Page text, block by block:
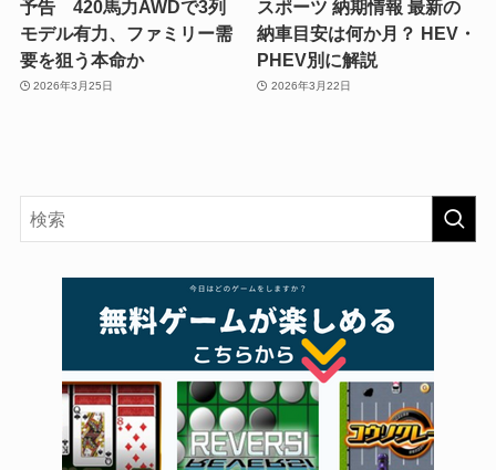
予告 420馬力AWDで3列
モデル有力、ファミリー需
要を狙う本命か
2026年3月25日
スポーツ 納期情報 最新の
納車目安は何か月？ HEV・
PHEV別に解説
2026年3月22日